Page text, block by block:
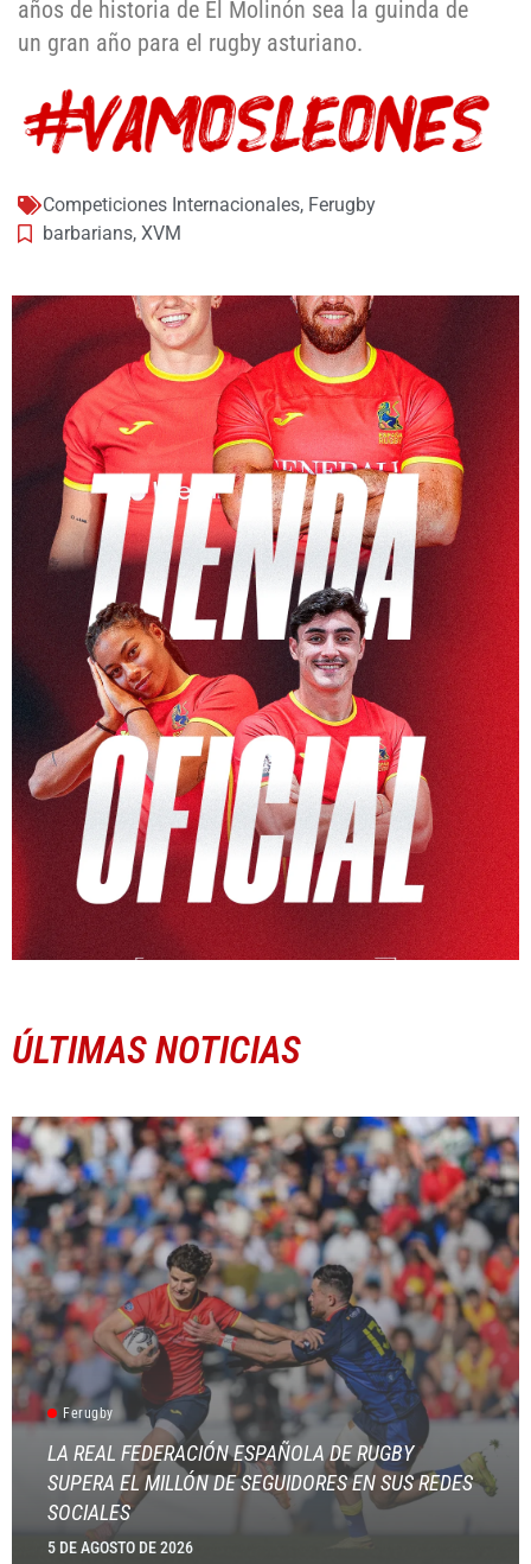
años de historia de El Molinón sea la guinda de
un gran año para el rugby asturiano.
Competiciones Internacionales, Ferugby
barbarians, XVM
ÚLTIMAS NOTICIAS
Ferugby
LA REAL FEDERACIÓN ESPAÑOLA DE RUGBY
SUPERA EL MILLÓN DE SEGUIDORES EN SUS REDES
SOCIALES
5 DE AGOSTO DE 2026